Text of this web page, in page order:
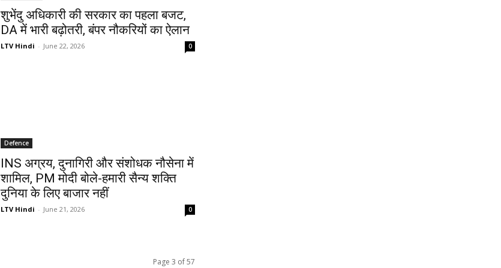
शुभेंदु अधिकारी की सरकार का पहला बजट,
DA में भारी बढ़ोतरी, बंपर नौकरियों का ऐलान
LTV Hindi - June 22, 2026 0
Defence
INS अग्रय, दुनागिरी और संशोधक नौसेना में
शामिल, PM मोदी बोले-हमारी सैन्य शक्ति
दुनिया के लिए बाजार नहीं
LTV Hindi - June 21, 2026 0
Page 3 of 57